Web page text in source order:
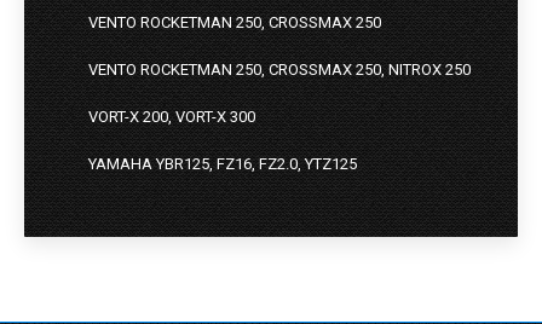
VENTO ROCKETMAN 250, CROSSMAX 250
VENTO ROCKETMAN 250, CROSSMAX 250, NITROX 250
VORT-X 200, VORT-X 300
YAMAHA YBR125, FZ16, FZ2.0, YTZ125